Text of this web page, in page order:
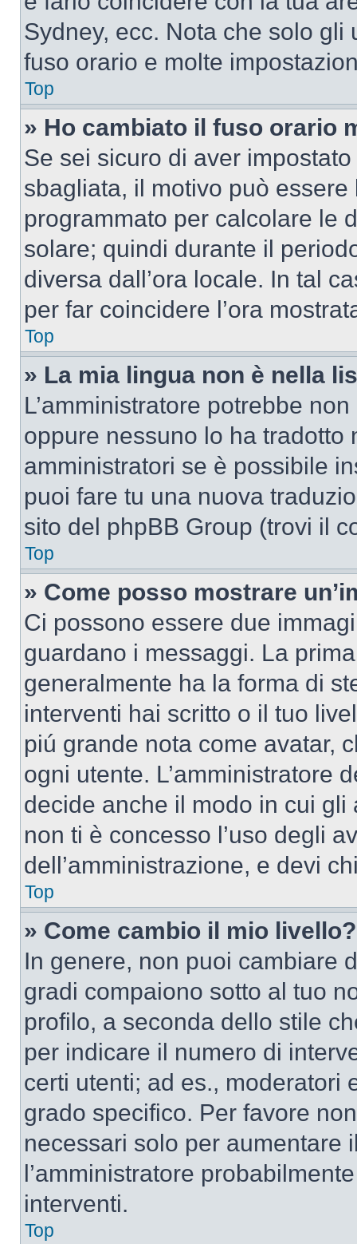
Sydney, ecc. Nota che solo
fuso orario e molte
Top
» Ho cambiato il fuso orario
Se sei sicuro di aver
sbagliata, il motivo può essere
programmato per calcolare le
solare; quindi durante il
diversa dall’ora locale. In tal
per far coincidere l’ora
Top
» La mia lingua non è nella
L’amministratore potrebbe
oppure nessuno lo ha
amministratori se è possibile
puoi fare tu una nuova
sito del phpBB Group (trovi il
Top
» Come posso mostrare
Ci possono essere due
guardano i messaggi. La
generalmente ha la forma di
interventi hai scritto o il tuo
piú grande nota come avatar,
ogni utente. L’amministratore
decide anche il modo in cui
non ti è concesso l’uso degli
dell’amministrazione, e devi
Top
» Come cambio il mio livello?
In genere, non puoi cambiare
gradi compaiono sotto al tuo
profilo, a seconda dello stile
per indicare il numero di
certi utenti; ad es., moderatori
grado specifico. Per favore
necessari solo per aumentare
l’amministratore
interventi.
Top